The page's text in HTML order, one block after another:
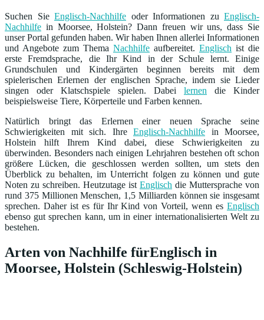
Suchen Sie Englisch-Nachhilfe oder Informationen zu Englisch-
Nachhilfe in Moorsee, Holstein? Dann freuen wir uns, dass Sie
unser Portal gefunden haben. Wir haben Ihnen allerlei Informationen
und Angebote zum Thema Nachhilfe aufbereitet. Englisch ist die
erste Fremdsprache, die Ihr Kind in der Schule lernt. Einige
Grundschulen und Kindergärten beginnen bereits mit dem
spielerischen Erlernen der englischen Sprache, indem sie Lieder
singen oder Klatschspiele spielen. Dabei lernen die Kinder
beispielsweise Tiere, Körperteile und Farben kennen.
Natürlich bringt das Erlernen einer neuen Sprache seine
Schwierigkeiten mit sich. Ihre Englisch-Nachhilfe in Moorsee,
Holstein hilft Ihrem Kind dabei, diese Schwierigkeiten zu
überwinden. Besonders nach einigen Lehrjahren bestehen oft schon
größere Lücken, die geschlossen werden sollten, um stets den
Überblick zu behalten, im Unterricht folgen zu können und gute
Noten zu schreiben. Heutzutage ist Englisch die Muttersprache von
rund 375 Millionen Menschen, 1,5 Milliarden können sie insgesamt
sprechen. Daher ist es für Ihr Kind von Vorteil, wenn es Englisch
ebenso gut sprechen kann, um in einer internationalisierten Welt zu
bestehen.
Arten von Nachhilfe fürEnglisch in
Moorsee, Holstein (Schleswig-Holstein)